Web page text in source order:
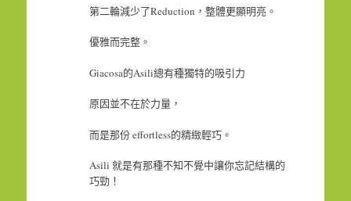
第二輪減少了Reduction，整體更顯明亮。
優雅而完整。
Giacosa的Asili總有種獨特的吸引力
原因並不在於力量，
而是那份 effortless的精緻輕巧。
Asili 就是有那種不知不覺中讓你忘記結構的
巧勁！